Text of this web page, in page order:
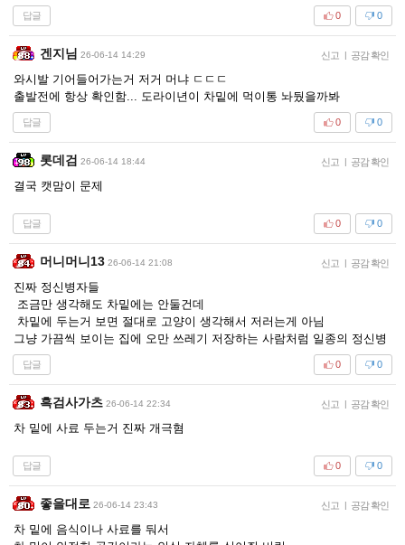
답글 0
0
겐지님 26-06-14 14:29 신고 | 공감 확인
와시발 기어들어가는거 저거 머냐 ㄷㄷㄷ
출발전에 항상 확인함... 도라이년이 차밑에 먹이통 놔뒀을까봐
답글 0
0
롯데검 26-06-14 18:44 신고 | 공감 확인
결국 캣맘이 문제
답글 0
0
머니머니13 26-06-14 21:08 신고 | 공감 확인
진짜 정신병자들
조금만 생각해도 차밑에는 안둘건데
차밑에 두는거 보면 절대로 고양이 생각해서 저러는게 아님
그냥 가끔씩 보이는 집에 오만 쓰레기 저장하는 사람처럼 일종의 정신병
답글 0
0
흑검사가츠 26-06-14 22:34 신고 | 공감 확인
차 밑에 사료 두는거 진짜 개극혐
답글 0
0
좋을대로 26-06-14 23:43 신고 | 공감 확인
차 밑에 음식이나 사료를 둬서